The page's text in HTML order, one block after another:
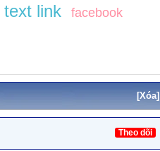
text link facebook
[Xóa]
Theo dõi